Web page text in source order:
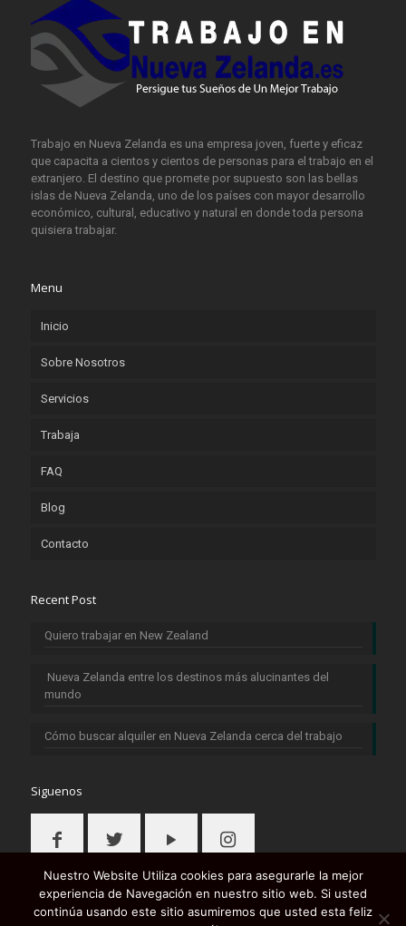
Trabajo en Nueva Zelanda es una empresa joven, fuerte y eficaz
que capacita a cientos y cientos de personas para el trabajo en el
extranjero. El destino que promete por supuesto son las bellas
islas de Nueva Zelanda, uno de los países con mayor desarrollo
económico, cultural, educativo y natural en donde toda persona
quisiera trabajar.
Menu
Inicio
Sobre Nosotros
Servicios
Trabaja
FAQ
Blog
Contacto
Recent Post
Quiero trabajar en New Zealand
Nueva Zelanda entre los destinos más alucinantes del
mundo
Cómo buscar alquiler en Nueva Zelanda cerca del trabajo
Siguenos
Nuestro Website Utiliza cookies para asegurarle la mejor
experiencia de Navegación en nuestro sitio web. Si usted
continúa usando este sitio asumiremos que usted esta feliz